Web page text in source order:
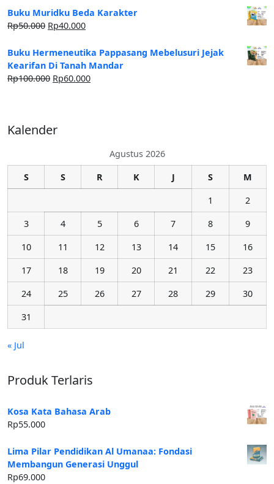
Buku Muridku Beda Karakter
Rp50.000 Rp40.000
Buku Hermeneutika Pappasang Mebelusuri Jejak
Kearifan Di Tanah Mandar
Rp100.000 Rp60.000
Kalender
Agustus 2026
S
S R K J S
M
1
2
3
4 5 6 7 8
9
10
11 12 13 14 15
16
17
18 19 20 21 22
23
24
25 26 27 28 29
30
31
« Jul
Produk Terlaris
Kosa Kata Bahasa Arab
Rp55.000
Lima Pilar Pendidikan Al Umanaa: Fondasi
Membangun Generasi Unggul
Rp69.000